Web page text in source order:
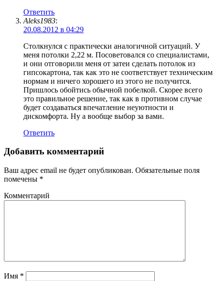
Ответить
Aleks1983:
20.08.2012 в 04:29
Столкнулся с практически аналогичной ситуаций. У
меня потолки 2,22 м. Посоветовался со специалистами,
и они отговорили меня от затеи сделать потолок из
гипсокартона, так как это не соответствует техническим
нормам и ничего хорошего из этого не получится.
Пришлось обойтись обычной побелкой. Скорее всего
это правильное решение, так как в противном случае
будет создаваться впечатление неуютности и
дискомфорта. Ну а вообще выбор за вами.
Ответить
Добавить комментарий
Ваш адрес email не будет опубликован. Обязательные поля
помечены *
Комментарий
Имя *